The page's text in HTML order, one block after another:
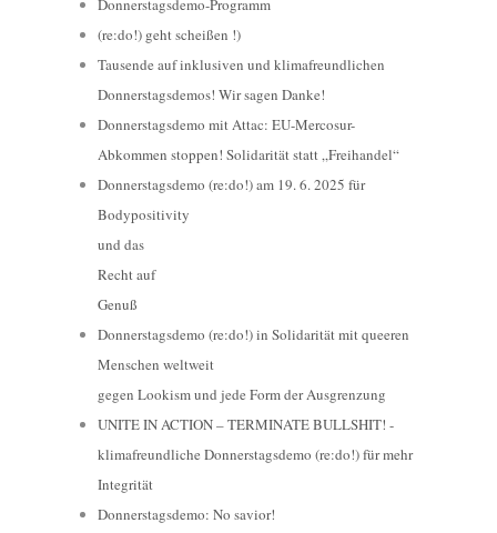
Donnerstagsdemo-Programm
(re:do!) geht scheißen !)
Tausende auf inklusiven und klimafreundlichen
Donnerstagsdemos! Wir sagen Danke!
Donnerstagsdemo mit Attac: EU-Mercosur-
Abkommen stoppen! Solidarität statt „Freihandel“
Donnerstagsdemo (re:do!) am 19. 6. 2025 für
Bodypositivity
und das
Recht auf
Genuß
Donnerstagsdemo (re:do!) in Solidarität mit queeren
Menschen weltweit
gegen Lookism und jede Form der Ausgrenzung
UNITE IN ACTION – TERMINATE BULLSHIT! -
klimafreundliche Donnerstagsdemo (re:do!) für mehr
Integrität
Donnerstagsdemo: No savior!